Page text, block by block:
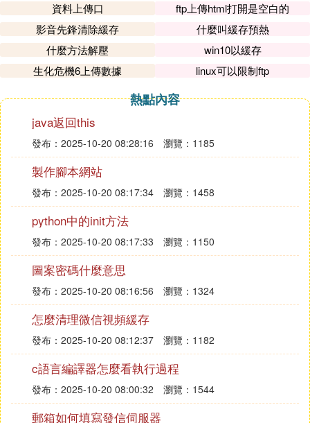
B. 網上鄰居」在添加FTP時顯示：輸入的
文件夾似乎無效，請選擇另一個。
提示無效是因為你的機器目前對那台ftp無仿問許可
權，有可能是你機器保存的
密碼錯了或換了，還
有可能已經不在一個網內了（比如ip段不同，掩碼不
同等問題）。
總之就是你現在連接不上那台電腦，你可以用ie或打
開我的電腦在地址欄輸入ftp地址試試能不能訪問並登
錄。也可以ping一下那機器試試，如果沒有禁止ping
的話。
資料上傳口
ftp上傳html打開是空白的
影音先鋒清除緩存
什麼叫緩存預熱
什麼方法解壓
win10以緩存
生化危機6上傳數據
linux可以限制ftp
熱點內容
java返回this
發布：2025-10-20 08:28:16 瀏覽：1185
製作腳本網站
發布：2025-10-20 08:17:34 瀏覽：1458
python中的init方法
發布：2025-10-20 08:17:33 瀏覽：1150
圖案密碼什麼意思
發布：2025-10-20 08:16:56 瀏覽：1324
怎麼清理微信視頻緩存
發布：2025-10-20 08:12:37 瀏覽：1182
c語言編譯器怎麼看執行過程
發布：2025-10-20 08:00:32 瀏覽：1544
郵箱如何填寫發信伺服器